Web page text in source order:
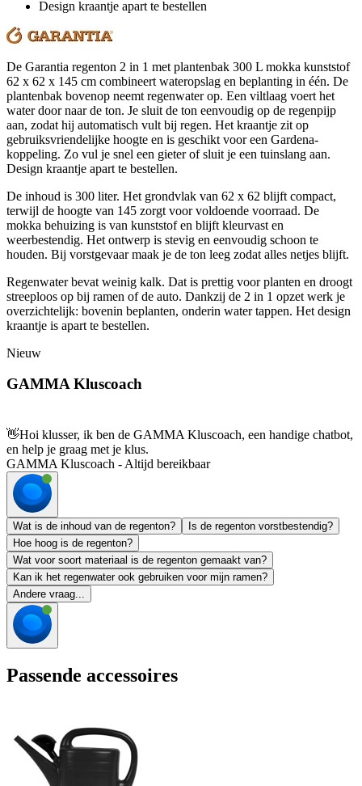
Design kraantje apart te bestellen
De Garantia regenton 2 in 1 met plantenbak 300 L mokka kunststof
62 x 62 x 145 cm combineert wateropslag en beplanting in één. De
plantenbak bovenop neemt regenwater op. Een viltlaag voert het
water door naar de ton. Je sluit de ton eenvoudig op de regenpijp
aan, zodat hij automatisch vult bij regen. Het kraantje zit op
gebruiksvriendelijke hoogte en is geschikt voor een Gardena-
koppeling. Zo vul je snel een gieter of sluit je een tuinslang aan.
Design kraantje apart te bestellen.
De inhoud is 300 liter. Het grondvlak van 62 x 62 blijft compact,
terwijl de hoogte van 145 zorgt voor voldoende voorraad. De
mokka behuizing is van kunststof en blijft kleurvast en
weerbestendig. Het ontwerp is stevig en eenvoudig schoon te
houden. Bij vorstgevaar maak je de ton leeg zodat alles netjes blijft.
Regenwater bevat weinig kalk. Dat is prettig voor planten en droogt
streeploos op bij ramen of de auto. Dankzij de 2 in 1 opzet werk je
overzichtelijk: bovenin beplanten, onderin water tappen. Het design
kraantje is apart te bestellen.
Nieuw
GAMMA Kluscoach
👋Hoi klusser, ik ben de GAMMA Kluscoach, een handige chatbot,
en help je graag met je klus.
GAMMA Kluscoach - Altijd bereikbaar
Wat is de inhoud van de regenton?
Is de regenton vorstbestendig?
Hoe hoog is de regenton?
Wat voor soort materiaal is de regenton gemaakt van?
Kan ik het regenwater ook gebruiken voor mijn ramen?
Andere vraag...
Passende accessoires